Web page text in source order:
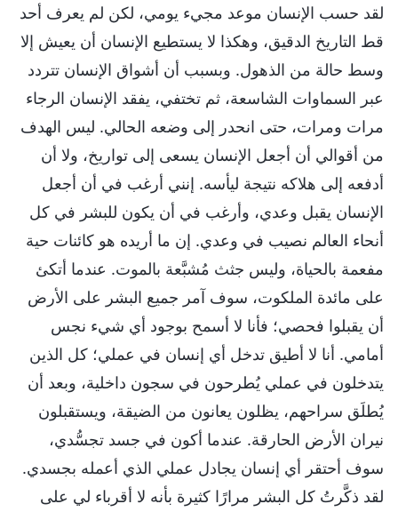
لقد حسب الإنسان موعد مجيء يومي، لكن لم يعرف أحد
قط التاريخ الدقيق، وهكذا لا يستطيع الإنسان أن يعيش إلا
وسط حالة من الذهول. وبسبب أن أشواق الإنسان تتردد
عبر السماوات الشاسعة، ثم تختفي، يفقد الإنسان الرجاء
مرات ومرات، حتى انحدر إلى وضعه الحالي. ليس الهدف
من أقوالي أن أجعل الإنسان يسعى إلى تواريخ، ولا أن
أدفعه إلى هلاكه نتيجة ليأسه. إنني أرغب في أن أجعل
الإنسان يقبل وعدي، وأرغب في أن يكون للبشر في كل
أنحاء العالم نصيب في وعدي. إن ما أريده هو كائنات حية
مفعمة بالحياة، وليس جثث مُشبَّعة بالموت. عندما أتكئ
على مائدة الملكوت، سوف آمر جميع البشر على الأرض
أن يقبلوا فحصي؛ فأنا لا أسمح بوجود أي شيء نجس
أمامي. أنا لا أطيق تدخل أي إنسان في عملي؛ كل الذين
يتدخلون في عملي يُطرحون في سجون داخلية، وبعد أن
يُطلَق سراحهم، يظلون يعانون من الضيقة، ويستقبلون
نيران الأرض الحارقة. عندما أكون في جسد تجسُّدي،
سوف أحتقر أي إنسان يجادل عملي الذي أعمله بجسدي.
لقد ذكَّرتُ كل البشر مرارًا كثيرة بأنه لا أقرباء لي على